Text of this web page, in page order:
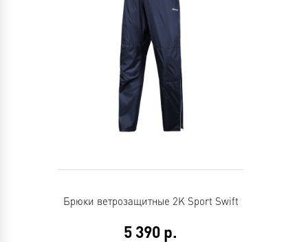
Брюки ветрозащитные 2K Sport Swift
5 390 р.